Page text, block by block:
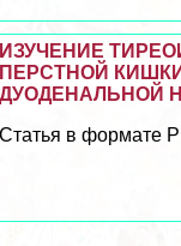
ИЗУЧЕНИЕ
ПЕРСТНОЙ
ДУОДЕНАЛЬНОЙ
Статья в формате